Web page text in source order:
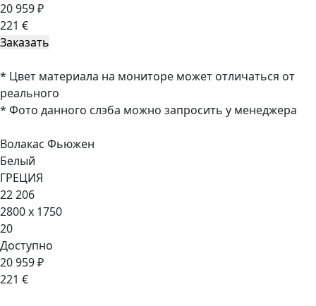
20 959 ₽
221 €
* Цвет материала на мониторе может отличаться от
реального
* Фото данного слэба можно запросить у менеджера
Волакас Фьюжен
Белый
ГРЕЦИЯ
22 206
2800 x 1750
20
Доступно
20 959 ₽
221 €